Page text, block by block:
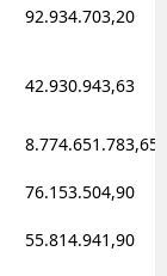
92.934.703,20
42.930.943,63
8.774.651.783,65
76.153.504,90
55.814.941,90